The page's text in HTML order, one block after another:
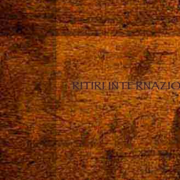
RITIRI